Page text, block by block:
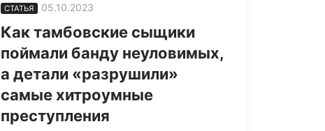
СТАТЬЯ 05.10.2023
Как тамбовские сыщики
поймали банду неуловимых,
а детали «разрушили»
самые хитроумные
преступления